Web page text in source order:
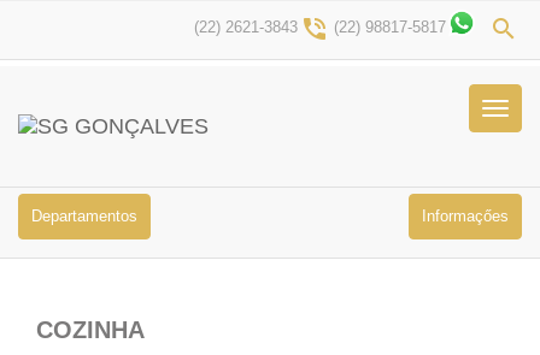
search
(22) 2621-3843 phone_in_talk (22) 98817-5817
Menu
Departamentos Informaçőes
COZINHA